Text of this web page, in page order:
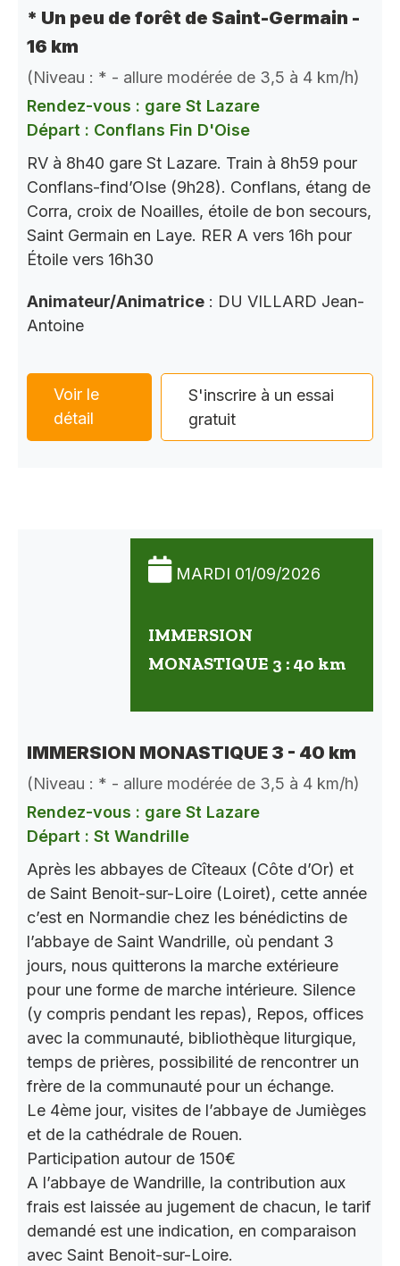
* Un peu de forêt de Saint-Germain -
16 km
(Niveau : * - allure modérée de 3,5 à 4 km/h)
Rendez-vous : gare St Lazare
Départ : Conflans Fin D'Oise
RV à 8h40 gare St Lazare. Train à 8h59 pour
Conflans-find’OIse (9h28). Conflans, étang de
Corra, croix de Noailles, étoile de bon secours,
Saint Germain en Laye. RER A vers 16h pour
Étoile vers 16h30
Animateur/Animatrice : DU VILLARD Jean-
Antoine
Voir le
détail
S'inscrire à un essai
gratuit
MARDI 01/09/2026
IMMERSION
MONASTIQUE 3 : 40 km
IMMERSION MONASTIQUE 3 - 40 km
(Niveau : * - allure modérée de 3,5 à 4 km/h)
Rendez-vous : gare St Lazare
Départ : St Wandrille
Après les abbayes de Cîteaux (Côte d’Or) et
de Saint Benoit-sur-Loire (Loiret), cette année
c’est en Normandie chez les bénédictins de
l’abbaye de Saint Wandrille, où pendant 3
jours, nous quitterons la marche extérieure
pour une forme de marche intérieure. Silence
(y compris pendant les repas), Repos, offices
avec la communauté, bibliothèque liturgique,
temps de prières, possibilité de rencontrer un
frère de la communauté pour un échange.
Le 4ème jour, visites de l’abbaye de Jumièges
et de la cathédrale de Rouen.
Participation autour de 150€
A l’abbaye de Wandrille, la contribution aux
frais est laissée au jugement de chacun, le tarif
demandé est une indication, en comparaison
avec Saint Benoit-sur-Loire.